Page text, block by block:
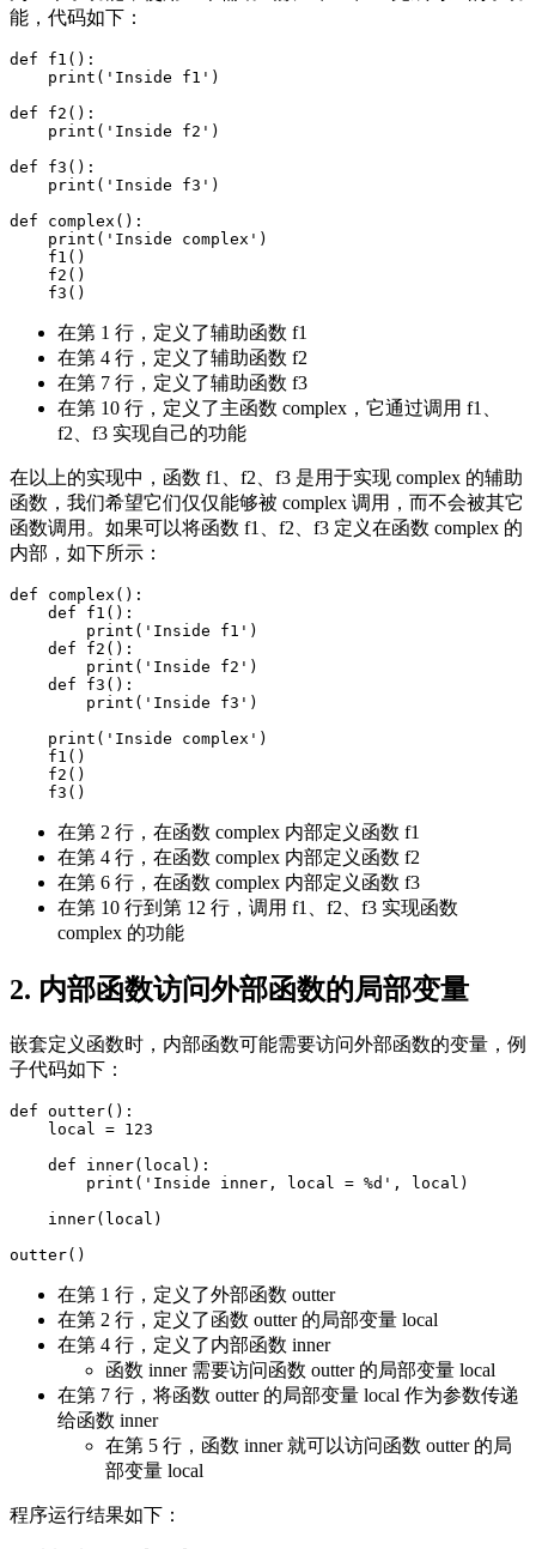
能，代码如下：
def f1():
    print('Inside f1')
def f2():
    print('Inside f2')
def f3():
    print('Inside f3')
def complex():
    print('Inside complex')
    f1()
    f2()
在第 1 行，定义了辅助函数 f1
在第 4 行，定义了辅助函数 f2
在第 7 行，定义了辅助函数 f3
在第 10 行，定义了主函数 complex，它通过调用 f1、
f2、f3 实现自己的功能
在以上的实现中，函数 f1、f2、f3 是用于实现 complex 的辅助
函数，我们希望它们仅仅能够被 complex 调用，而不会被其它
函数调用。如果可以将函数 f1、f2、f3 定义在函数 complex 的
内部，如下所示：
def complex():
    def f1():
        print('Inside f1')
    def f2():
        print('Inside f2')
    def f3():
        print('Inside f3')
    print('Inside complex')
    f1()
    f2()
在第 2 行，在函数 complex 内部定义函数 f1
在第 4 行，在函数 complex 内部定义函数 f2
在第 6 行，在函数 complex 内部定义函数 f3
在第 10 行到第 12 行，调用 f1、f2、f3 实现函数
complex 的功能
2. 内部函数访问外部函数的局部变量
嵌套定义函数时，内部函数可能需要访问外部函数的变量，例
子代码如下：
def outter():
    local = 123
    def inner(local):
        print('Inside inner, local = %d', local)
    inner(local)
在第 1 行，定义了外部函数 outter
在第 2 行，定义了函数 outter 的局部变量 local
在第 4 行，定义了内部函数 inner
函数 inner 需要访问函数 outter 的局部变量 local
在第 7 行，将函数 outter 的局部变量 local 作为参数传递
给函数 inner
在第 5 行，函数 inner 就可以访问函数 outter 的局
部变量 local
程序运行结果如下：